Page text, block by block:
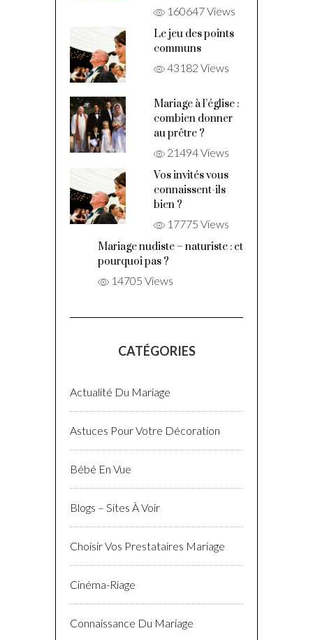
160647 Views
Le jeu des points
communs
43182 Views
Mariage à l’église :
combien donner
au prêtre ?
21494 Views
Vos invités vous
connaissent-ils
bien ?
17775 Views
Mariage nudiste – naturiste : et
pourquoi pas ?
14705 Views
CATÉGORIES
Actualité Du Mariage
Astuces Pour Votre Décoration
Bébé En Vue
Blogs – Sites À Voir
Choisir Vos Prestataires Mariage
Cinéma-Riage
Connaissance Du Mariage